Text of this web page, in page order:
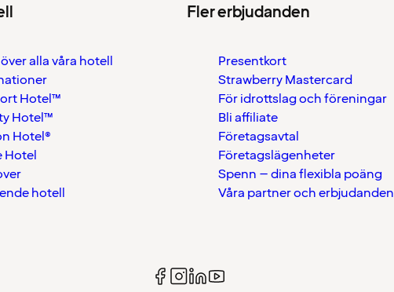
alla våra hotell
Hotel™
Hotel™
Hotel®
Hotel
hotell
Fler erbjudanden
Presentkort
Strawberry Mastercard
För idrottslag och föreningar
Bli affiliate
Företagsavtal
Företagslägenheter
Spenn – dina flexibla poäng
Våra partner och erbjudanden